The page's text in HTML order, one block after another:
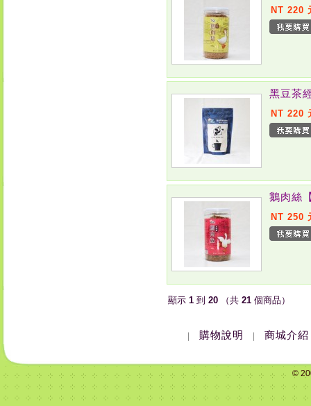
NT 220
黑豆茶
NT 220
鵝肉絲
NT 250
顯示 1 到 20 （共 21 個商品）
購物說明 商城介紹
©